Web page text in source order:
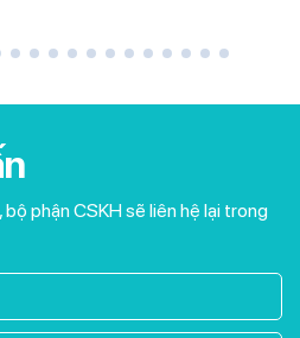
phận CSKH sẽ liên hệ lại trong